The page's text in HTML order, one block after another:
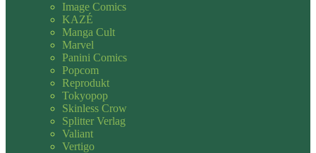
Image Comics
KAZÉ
Manga Cult
Marvel
Panini Comics
Popcom
Reprodukt
Tokyopop
Skinless Crow
Splitter Verlag
Valiant
Vertigo